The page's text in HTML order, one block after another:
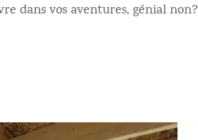
dans vos aventures, génial non?